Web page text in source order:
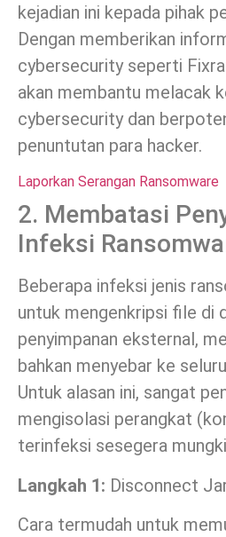
kejadian ini kepada pihak
Dengan memberikan
cybersecurity seperti
akan membantu melacak
cybersecurity dan
penuntutan para hacker.
Laporkan Serangan Ransomware
2. Membatasi
Infeksi
Beberapa infeksi jenis
untuk mengenkripsi file di
penyimpanan eksternal,
bahkan menyebar ke
Untuk alasan ini, sangat
mengisolasi perangkat
terinfeksi sesegera
Langkah 1: Disconnect
Cara termudah untuk